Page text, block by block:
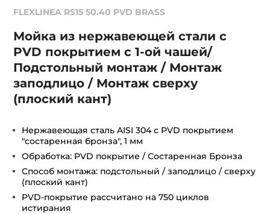
FLEXLINEA RS15 50.40 PVD BRASS
Мойка из нержавеющей стали с
PVD покрытием с 1-ой чашей/
Подстольный монтаж / Монтаж
заподлицо / Монтаж сверху
(плоский кант)
Нержавеющая сталь AISI 304 с PVD покрытием
"состаренная бронза", 1 мм
Обработка: PVD покрытие / Состаренная Бронза
Способ монтажа: подстольный / заподлицо / сверху
(плоский кант)
PVD-покрытие рассчитано на 750 циклов
истирания